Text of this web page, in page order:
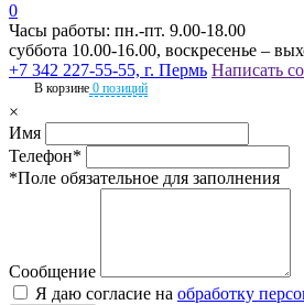
0
Часы работы: пн.-пт. 9.00-18.00
суббота 10.00-16.00, воскресенье –
+7 342 227-55-55, г. Пермь Написать
В корзине 0 позиций
×
Имя
Телефон*
*Поле обязательное для заполнения
Сообщение
Я даю согласие на обработку